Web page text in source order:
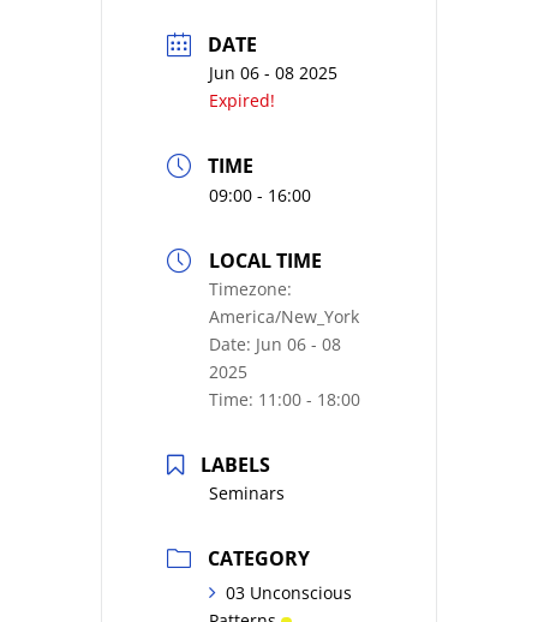
DATE
Jun 06 - 08 2025
Expired!
TIME
09:00 - 16:00
LOCAL TIME
Timezone:
America/New_York
Date: Jun 06 - 08
2025
Time: 11:00 - 18:00
LABELS
Seminars
CATEGORY
03 Unconscious